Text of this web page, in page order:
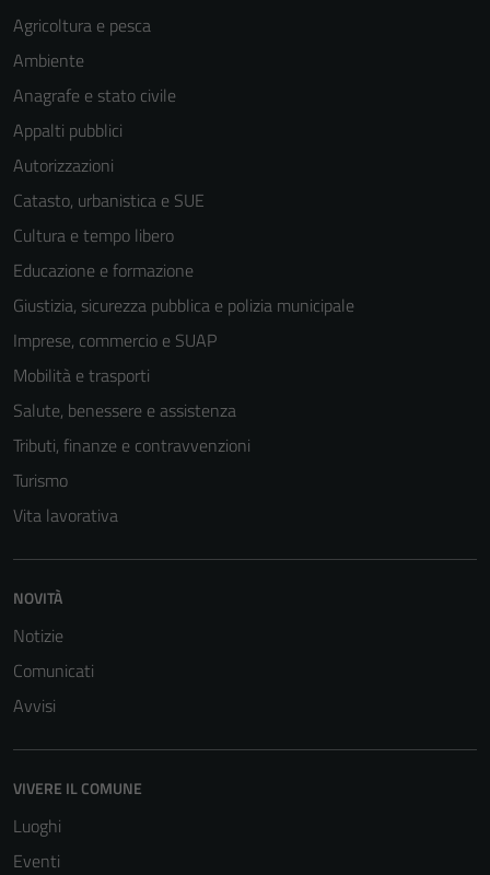
Agricoltura e pesca
Ambiente
Anagrafe e stato civile
Appalti pubblici
Autorizzazioni
Catasto, urbanistica e SUE
Cultura e tempo libero
Educazione e formazione
Giustizia, sicurezza pubblica e polizia municipale
Imprese, commercio e SUAP
Mobilità e trasporti
Salute, benessere e assistenza
Tributi, finanze e contravvenzioni
Turismo
Vita lavorativa
NOVITÀ
Notizie
Comunicati
Avvisi
VIVERE IL COMUNE
Luoghi
Eventi